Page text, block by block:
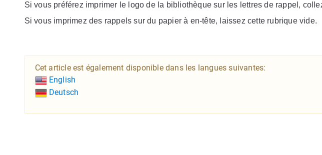
Si vous préférez imprimer le logo de la bibliothèque sur les lettres de rappel,
Si vous imprimez des rappels sur du papier à en-tête, laissez cette rubrique vide.
Cet article est également disponible dans les langues suivantes:
English
Deutsch